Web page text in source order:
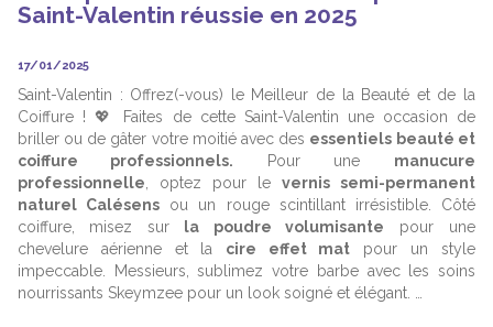
Saint-Valentin réussie en 2025
17/01/2025
Saint-Valentin : Offrez(-vous) le Meilleur de la Beauté et de la
Coiffure ! 💖 Faites de cette Saint-Valentin une occasion de
briller ou de gâter votre moitié avec des essentiels beauté et
coiffure professionnels. Pour une manucure
professionnelle , optez pour le vernis semi-permanent
naturel Calésens ou un rouge scintillant irrésistible. Côté
coiffure, misez sur
la poudre volumisante pour une
chevelure aérienne et la cire effet mat pour un style
impeccable. Messieurs, sublimez votre barbe avec les soins
nourrissants Skeymzee pour un look soigné et élégant.